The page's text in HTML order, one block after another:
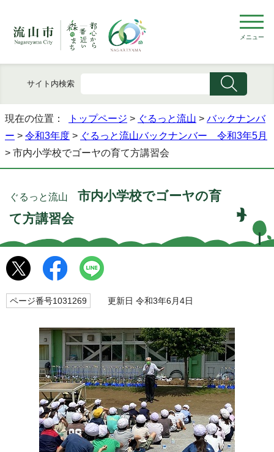
メニュー
サイト内検索
現在の位置： トップページ > ぐるっと流山 > バックナンバ
ー > 令和3年度 > ぐるっと流山バックナンバー 令和3年5月
> 市内小学校でゴーヤの育て方講習会
ぐるっと流山 市内小学校でゴーヤの育
て方講習会
ページ番号1031269 更新日 令和3年6月4日